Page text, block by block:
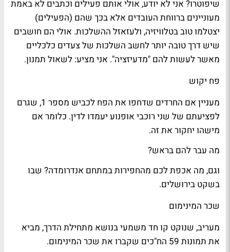
שיפוטרו? אני לא יודע, אולי אותם פעילים וכתבים לא באמת
מעוניינים ברווחת העובדים אלא בכך שהם (הפעילים)
יצטלמו טוב בטלוויזיה, ולעזאזל ההשלכות. אולי הם חושבים
שיש דרך טובה יותר לחשב השלכות של צעדים כלכליים
מאשר לעשות להם "מדעיזציה". אני מציע: לשאול תמנון.
פח יקוש
מעניין אם החרדים שדחפו את הפח
לכביש מספר 1, שגרם
לפציעתם של שני רוכבי אופנוע יעמדו לדין. כלומר אם
מישהו יחקור את זה.
מה עבר להם בראש?
וגם, מה אכפת לכם מהחפירות במתחם אנדרומדה? שבו
בשקט בירושלים.
שכר המינימום
מעריב, שנוקט קו חד משמעי בנושא מתחילת הדרך, מביא
את תמונות 59 הח"כים שקברו את שכר המינימום.